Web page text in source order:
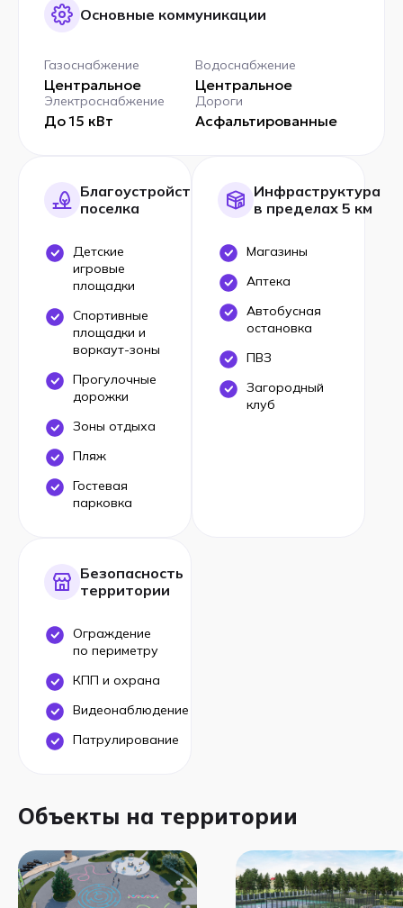
Основные коммуникации
Газоснабжение
Центральное
Водоснабжение
Центральное
Электроснабжение
До 15 кВт
Дороги
Асфальтированные
Благоустройство
поселка
Детские
игровые
площадки
Спортивные
площадки и
воркаут-зоны
Прогулочные
дорожки
Зоны отдыха
Пляж
Гостевая
парковка
Инфраструктура
в пределах 5 км
Магазины
Аптека
Автобусная
остановка
ПВЗ
Загородный
клуб
Безопасность
территории
Ограждение
по периметру
КПП и охрана
Видеонаблюдение
Патрулирование
Объекты на территории